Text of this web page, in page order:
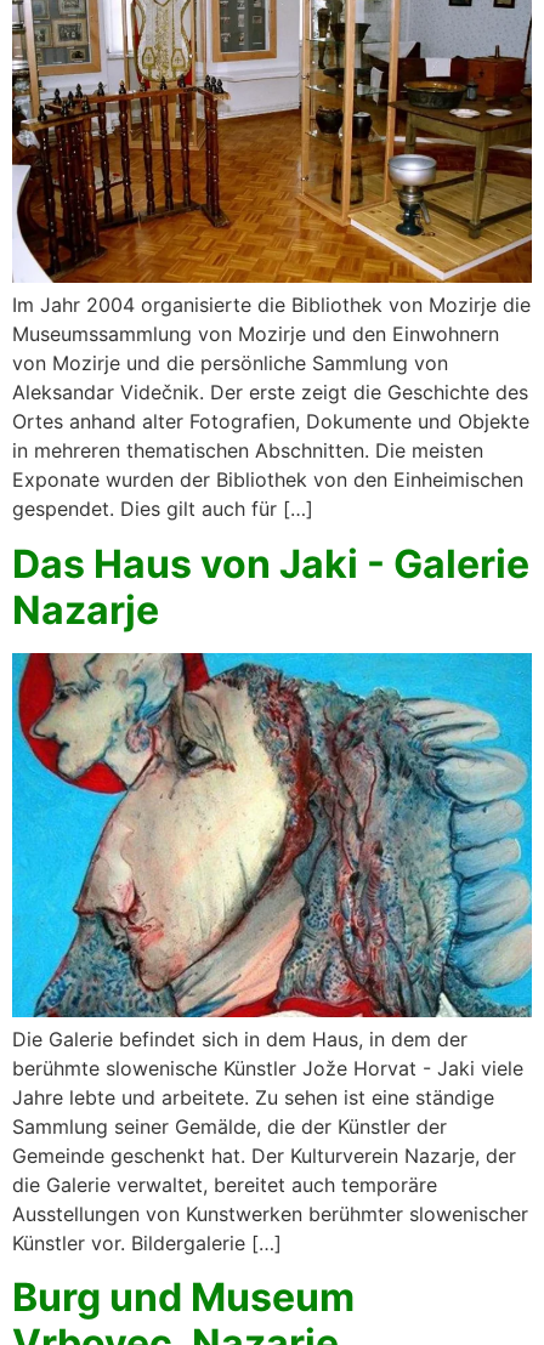
Im Jahr 2004 organisierte die Bibliothek von Mozirje die
Museumssammlung von Mozirje und den Einwohnern
von Mozirje und die persönliche Sammlung von
Aleksandar Videčnik. Der erste zeigt die Geschichte des
Ortes anhand alter Fotografien, Dokumente und Objekte
in mehreren thematischen Abschnitten. Die meisten
Exponate wurden der Bibliothek von den Einheimischen
gespendet. Dies gilt auch für […]
Das Haus von Jaki - Galerie
Nazarje
Die Galerie befindet sich in dem Haus, in dem der
berühmte slowenische Künstler Jože Horvat - Jaki viele
Jahre lebte und arbeitete. Zu sehen ist eine ständige
Sammlung seiner Gemälde, die der Künstler der
Gemeinde geschenkt hat. Der Kulturverein Nazarje, der
die Galerie verwaltet, bereitet auch temporäre
Ausstellungen von Kunstwerken berühmter slowenischer
Künstler vor. Bildergalerie […]
Burg und Museum